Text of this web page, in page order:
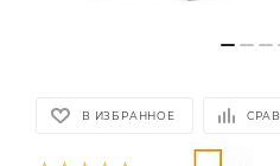
В ИЗБРАННОЕ